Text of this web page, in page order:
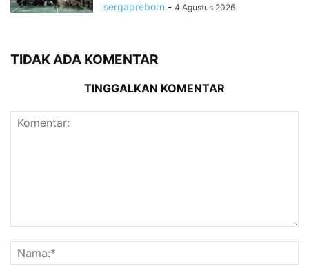
sergapreborn - 4 Agustus 2026
TIDAK ADA KOMENTAR
TINGGALKAN KOMENTAR